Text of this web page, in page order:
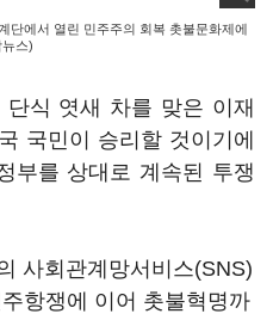
단에서 열린 민주주의 회복 촛불문화제에
스)
식 엿새 차를 맞은 이재
국민이 승리할 것이기에
부를 상대로 계속된 투쟁
사회관계망서비스(SNS)
주항쟁에 이어 촛불혁명까